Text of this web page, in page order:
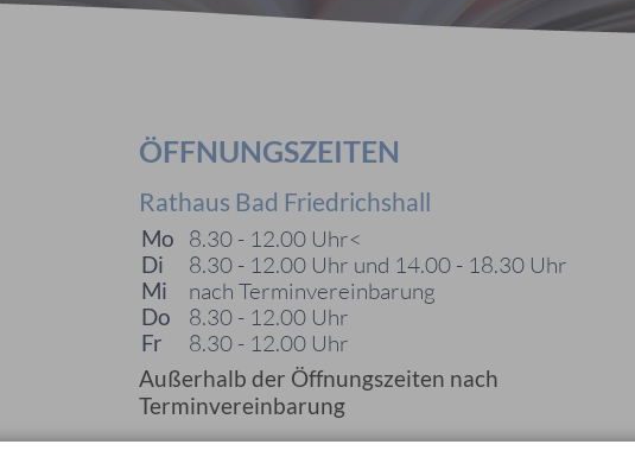
ÖFFNUNGSZEITEN
Rathaus Bad Friedrichshall
Mo 8.30 - 12.00 Uhr<
Di 8.30 - 12.00 Uhr und 14.00 - 18.30 Uhr
Mi nach Terminvereinbarung
Do 8.30 - 12.00 Uhr
Fr 8.30 - 12.00 Uhr
Außerhalb der Öffnungszeiten nach
Terminvereinbarung